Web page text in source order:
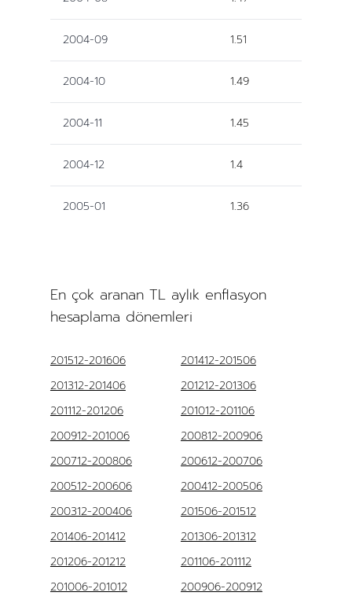
2004-09 1.51
2004-10 1.49
2004-11 1.45
2004-12 1.4
2005-01 1.36
En çok aranan TL aylık enflasyon
hesaplama dönemleri
201512-201606
201412-201506
201312-201406
201212-201306
201112-201206
201012-201106
200912-201006
200812-200906
200712-200806
200612-200706
200512-200606
200412-200506
200312-200406
201506-201512
201406-201412
201306-201312
201206-201212
201106-201112
201006-201012
200906-200912